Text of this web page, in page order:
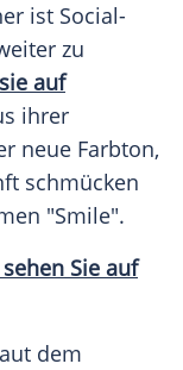
ist Social-
zu
auf
ihrer
neue Farbton,
schmücken
"Smile".
Sie auf
dem